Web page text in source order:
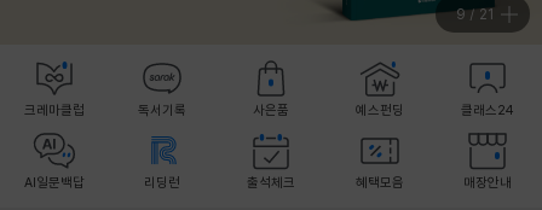
9/21
크레마클럽 독서기록 사은품 예스펀딩 클래스24
AI일문백답 리딩런 출석체크 혜택모음 매장안내